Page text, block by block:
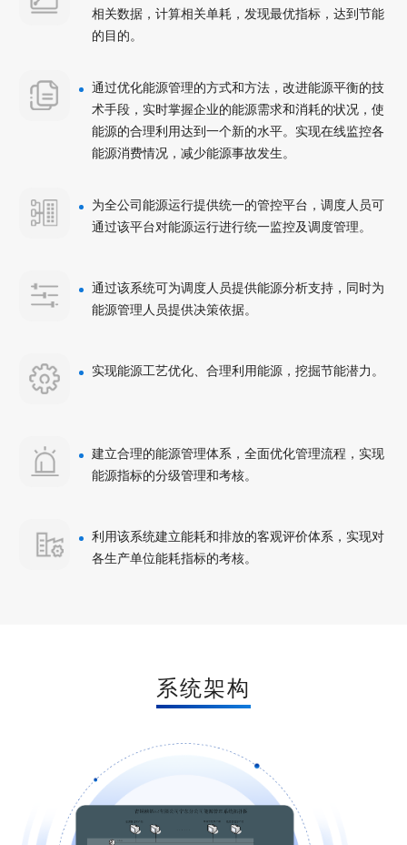
相关数据，计算相关单耗，发现最优指标，达到节能
的目的。
通过优化能源管理的方式和方法，改进能源平衡的技
术手段，实时掌握企业的能源需求和消耗的状况，使
能源的合理利用达到一个新的水平。实现在线监控各
能源消费情况，减少能源事故发生。
为全公司能源运行提供统一的管控平台，调度人员可
通过该平台对能源运行进行统一监控及调度管理。
通过该系统可为调度人员提供能源分析支持，同时为
能源管理人员提供决策依据。
实现能源工艺优化、合理利用能源，挖掘节能潜力。
建立合理的能源管理体系，全面优化管理流程，实现
能源指标的分级管理和考核。
利用该系统建立能耗和排放的客观评价体系，实现对
各生产单位能耗指标的考核。
系统架构